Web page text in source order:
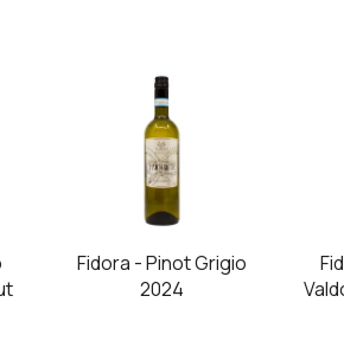
Fidora - Pinot Grigio
2024